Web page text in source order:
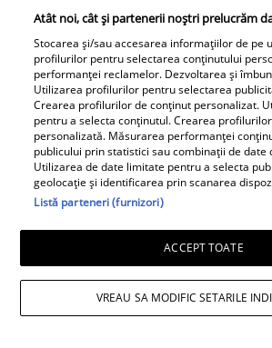
Bona Irinei
Columbeanu spune
pentru prima dată ce a
trăit în vila de la
Izvorani. Ce nu s-a văzut
niciodată la TV: ”Eu am
cunoscut o altă latură a
relației lor. În casă era o
atmosferă..."
Ca la
a
Indiei
de
Atât noi, cât și partenerii noștri prelucrăm
Stocarea și/sau accesarea informațiilor de pe
profilurilor pentru selectarea conținutului
performanței reclamelor. Dezvoltarea și
Utilizarea profilurilor pentru selectarea
Crearea profilurilor de conținut personalizat.
pentru a selecta conținutul. Crearea
personalizată. Măsurarea performanței
publicului prin statistici sau combinații de date
Utilizarea de date limitate pentru a selecta
geolocație și identificarea prin scanarea
Listă parteneri (furnizori)
ACCEPT TOATE
VREAU SA MODIFIC SETARILE